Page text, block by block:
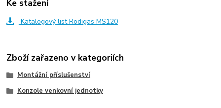
Ke stažení
Katalogový list Rodigas MS120
Zboží zařazeno v kategoriích
Montážní příslušenství
Konzole venkovní jednotky